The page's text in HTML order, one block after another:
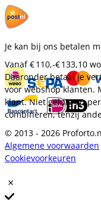
Je kan bij ons betalen
Vanaf€ 110,-€ 133,10
Daaronder betaal je
voor webshop klanten.
klant. Niet geldig op
combineren, tenzij
© 2013 - 2026
Algemene voorwaarden
Cookievoorkeuren